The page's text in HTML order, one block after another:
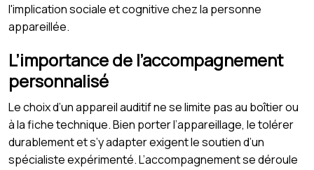
l'implication sociale et cognitive chez la personne
appareillée.
L’importance de l’accompagnement
personnalisé
Le choix d’un appareil auditif ne se limite pas au boîtier ou
à la fiche technique. Bien porter l’appareillage, le tolérer
durablement et s’y adapter exigent le soutien d’un
spécialiste expérimenté. L’accompagnement se déroule